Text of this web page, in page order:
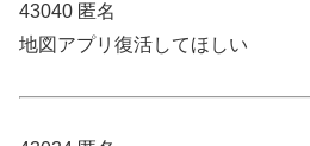
43040 匿名
地図アプリ復活してほしい